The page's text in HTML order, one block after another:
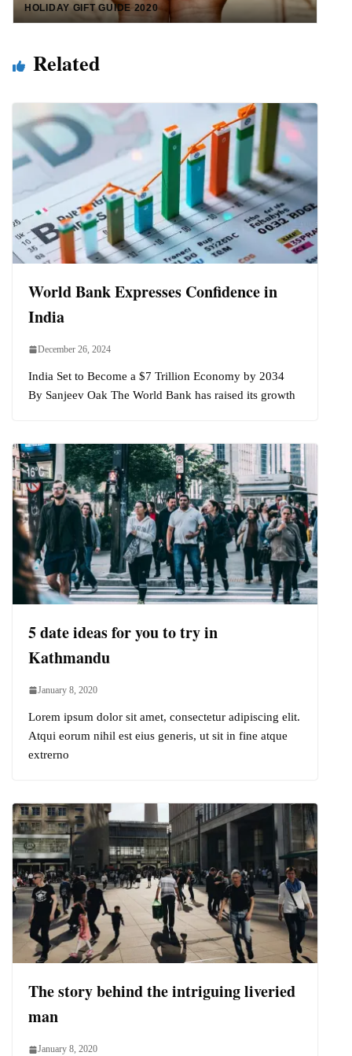
HOLIDAY GIFT GUIDE 2020
Related
World Bank Expresses Confidence in
India
December 26, 2024
India Set to Become a $7 Trillion Economy by 2034
By Sanjeev Oak The World Bank has raised its growth
5 date ideas for you to try in
Kathmandu
January 8, 2020
Lorem ipsum dolor sit amet, consectetur adipiscing elit.
Atqui eorum nihil est eius generis, ut sit in fine atque
extrerno
The story behind the intriguing liveried
man
January 8, 2020